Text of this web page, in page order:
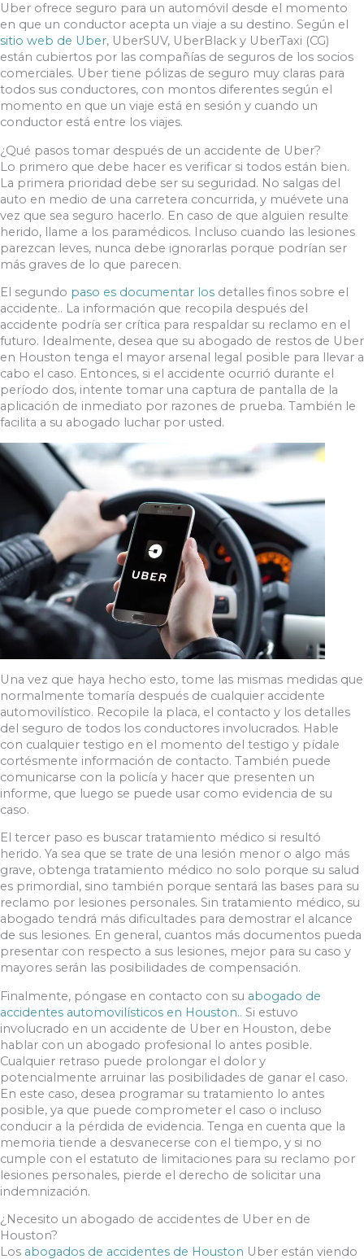
Uber ofrece seguro para un automóvil desde el momento
en que un conductor acepta un viaje a su destino. Según el
sitio web de Uber, UberSUV, UberBlack y UberTaxi (CG)
están cubiertos por las compañías de seguros de los socios
comerciales. Uber tiene pólizas de seguro muy claras para
todos sus conductores, con montos diferentes según el
momento en que un viaje está en sesión y cuando un
conductor está entre los viajes.
¿Qué pasos tomar después de un accidente de Uber?
Lo primero que debe hacer es verificar si todos están bien.
La primera prioridad debe ser su seguridad. No salgas del
auto en medio de una carretera concurrida, y muévete una
vez que sea seguro hacerlo. En caso de que alguien resulte
herido, llame a los paramédicos. Incluso cuando las lesiones
parezcan leves, nunca debe ignorarlas porque podrían ser
más graves de lo que parecen.
El segundo paso es documentar los detalles finos sobre el
accidente.. La información que recopila después del
accidente podría ser crítica para respaldar su reclamo en el
futuro. Idealmente, desea que su abogado de restos de Uber
en Houston tenga el mayor arsenal legal posible para llevar a
cabo el caso. Entonces, si el accidente ocurrió durante el
período dos, intente tomar una captura de pantalla de la
aplicación de inmediato por razones de prueba. También le
facilita a su abogado luchar por usted.
Una vez que haya hecho esto, tome las mismas medidas que
normalmente tomaría después de cualquier accidente
automovilístico. Recopile la placa, el contacto y los detalles
del seguro de todos los conductores involucrados. Hable
con cualquier testigo en el momento del testigo y pídale
cortésmente información de contacto. También puede
comunicarse con la policía y hacer que presenten un
informe, que luego se puede usar como evidencia de su
caso.
El tercer paso es buscar tratamiento médico si resultó
herido. Ya sea que se trate de una lesión menor o algo más
grave, obtenga tratamiento médico no solo porque su salud
es primordial, sino también porque sentará las bases para su
reclamo por lesiones personales. Sin tratamiento médico, su
abogado tendrá más dificultades para demostrar el alcance
de sus lesiones. En general, cuantos más documentos pueda
presentar con respecto a sus lesiones, mejor para su caso y
mayores serán las posibilidades de compensación.
Finalmente, póngase en contacto con su abogado de
accidentes automovilísticos en Houston.. Si estuvo
involucrado en un accidente de Uber en Houston, debe
hablar con un abogado profesional lo antes posible.
Cualquier retraso puede prolongar el dolor y
potencialmente arruinar las posibilidades de ganar el caso.
En este caso, desea programar su tratamiento lo antes
posible, ya que puede comprometer el caso o incluso
conducir a la pérdida de evidencia. Tenga en cuenta que la
memoria tiende a desvanecerse con el tiempo, y si no
cumple con el estatuto de limitaciones para su reclamo por
lesiones personales, pierde el derecho de solicitar una
indemnización.
¿Necesito un abogado de accidentes de Uber en de
Houston?
Los abogados de accidentes de Houston Uber están viendo